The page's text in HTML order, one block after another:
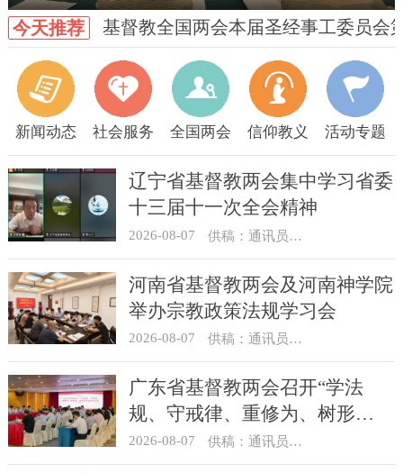
今天推荐 基督教全国两会本届圣经事工委员会
新闻动态 社会服务 全国两会 信仰教义 活动专题
辽宁省基督教两会集中学习省委
十三届十一次全会精神
2026-08-07 供稿：通讯员 顾利民
河南省基督教两会及河南神学院
举办宗教政策法规学习会
2026-08-07 供稿：通讯员 靳新元
广东省基督教两会召开“学法
规、守戒律、重修为、树形
象”教育活动总结会议
2026-08-07 供稿：通讯员 汪浩